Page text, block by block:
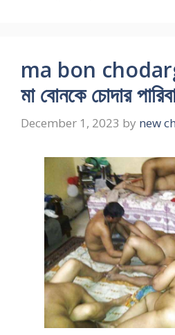
ma bon
মা বোনকে চোদার
December 1, 2023 by new